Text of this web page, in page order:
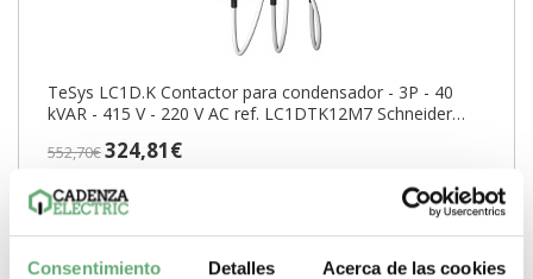
Consentimiento Detalles Acerca de las cookies
TeSys LC1D.K Contactor para condensador - 3P - 40
kVAR - 415 V - 220 V AC ref. LC1DTK12M7 Schneider
552,70€324,81€
TeSys LC1D.K TeSys Contactor para...
control220 V Tipo corriente circuito de controlCorriente alterna